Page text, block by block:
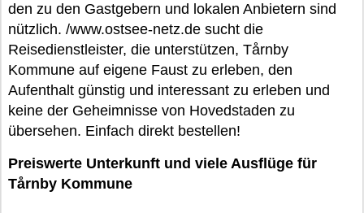
den zu den Gastgebern und lokalen Anbietern sind
nützlich. /www.ostsee-netz.de sucht die
Reisedienstleister, die unterstützen, Tårnby
Kommune auf eigene Faust zu erleben, den
Aufenthalt günstig und interessant zu erleben und
keine der Geheimnisse von Hovedstaden zu
übersehen. Einfach direkt bestellen!
Preiswerte Unterkunft und viele Ausflüge für
Tårnby Kommune